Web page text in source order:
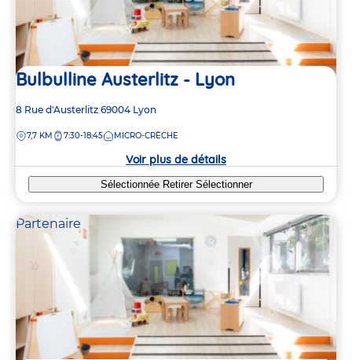
Bulbulline Austerlitz - Lyon
Adresse
la
8 Rue d'Austerlitz 69004 Lyon
DISTANCE
7,7 KM 7:30-18:45 MICRO-CRÈCHE
Voir plus de détails
Sélectionnée Retirer Sélectionner
Partenaire